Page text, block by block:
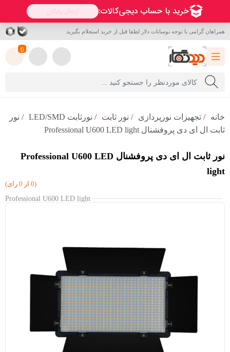
همراهان گرامی با توجه نوسانات دلار لطفا قبل از خرید استعلام بگیرید
0
خانه / تجهیزات نورپردازی / نور ثابت / نورثابت LED/SMD / نور
ثابت ال ای دی پروفشنال Professional U600 LED light
نور ثابت ال ای دی پروفشنال Professional U600 LED
light
(0 از 0 رای)
Professional U600 LED light